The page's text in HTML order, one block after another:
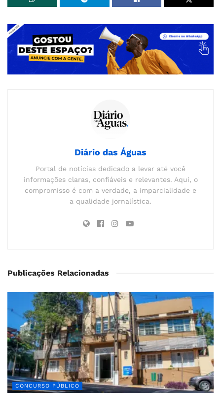
Diário das Águas
Portal de notícias dedicado a levar até você
informações claras, confiáveis e relevantes. Aqui, o
compromisso é com a verdade, a imparcialidade e
a qualidade jornalística.
Publicações Relacionadas
CONCURSO PÚBLICO